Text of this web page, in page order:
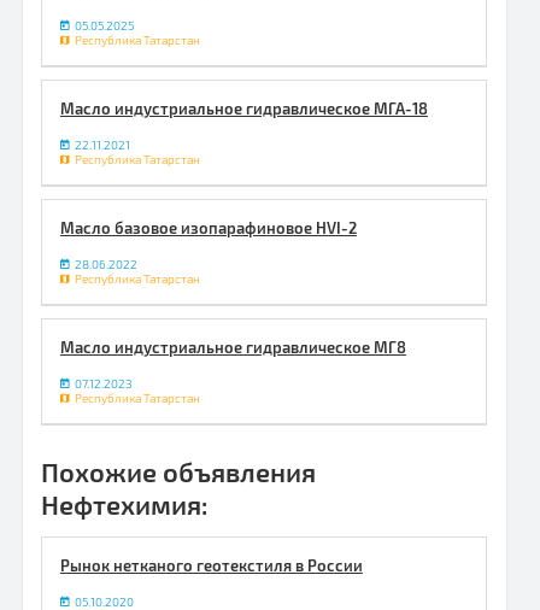
05.05.2025
Республика Татарстан
Масло индустриальное гидравлическое МГА-18
22.11.2021
Республика Татарстан
Масло базовое изопарафиновое HVI-2
28.06.2022
Республика Татарстан
Масло индустриальное гидравлическое МГ8
07.12.2023
Республика Татарстан
Похожие объявления
Нефтехимия:
Рынок нетканого геотекстиля в России
05.10.2020